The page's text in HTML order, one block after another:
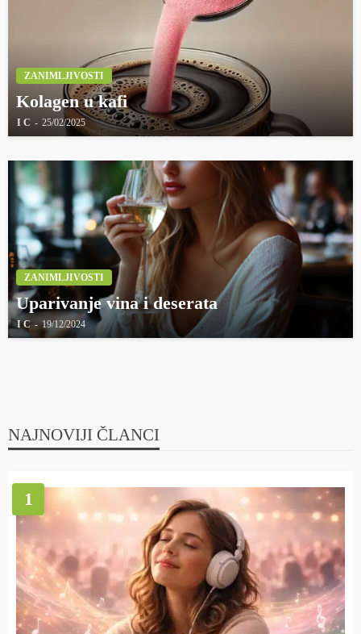
ZANIMLJIVOSTI
Kolagen u kafi
I C 25/02/2025
ZANIMLJIVOSTI
Uparivanje vina i deserata
I C 19/12/2024
NAJNOVIJI ČLANCI
1